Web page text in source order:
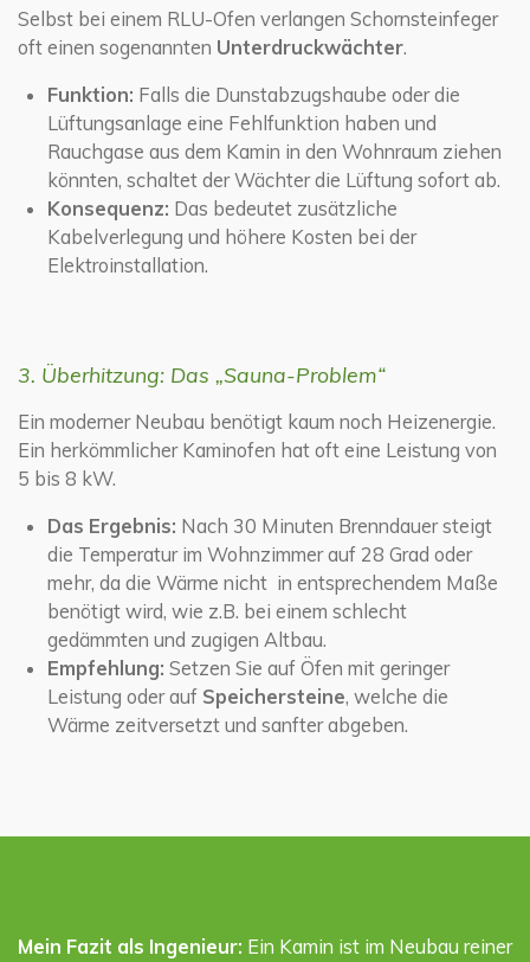
Selbst bei einem RLU-Ofen verlangen Schornsteinfeger
oft einen sogenannten Unterdruckwächter.
Funktion: Falls die Dunstabzugshaube oder die
Lüftungsanlage eine Fehlfunktion haben und
Rauchgase aus dem Kamin in den Wohnraum ziehen
könnten, schaltet der Wächter die Lüftung sofort ab.
Konsequenz: Das bedeutet zusätzliche
Kabelverlegung und höhere Kosten bei der
Elektroinstallation.
3. Überhitzung: Das „Sauna-Problem“
Ein moderner Neubau benötigt kaum noch Heizenergie.
Ein herkömmlicher Kaminofen hat oft eine Leistung von
5 bis 8 kW.
Das Ergebnis: Nach 30 Minuten Brenndauer steigt
die Temperatur im Wohnzimmer auf 28 Grad oder
mehr, da die Wärme nicht in entsprechendem Maße
benötigt wird, wie z.B. bei einem schlecht
gedämmten und zugigen Altbau.
Empfehlung: Setzen Sie auf Öfen mit geringer
Leistung oder auf Speichersteine, welche die
Wärme zeitversetzt und sanfter abgeben.
Mein Fazit als Ingenieur: Ein Kamin ist im Neubau reiner